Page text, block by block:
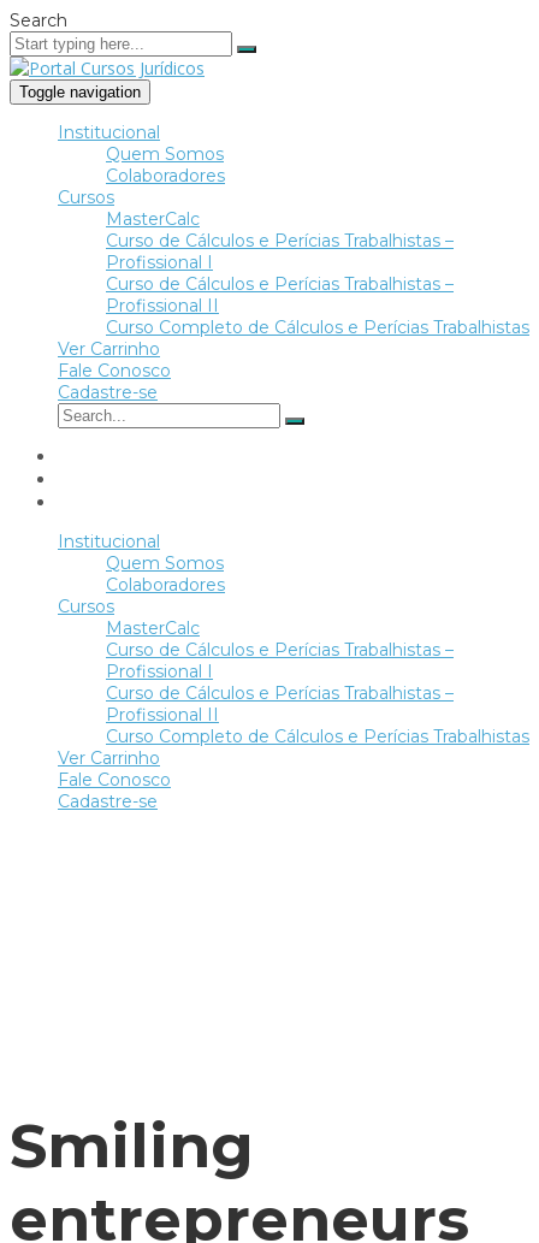
Search
Toggle navigation
Institucional
Quem Somos
Colaboradores
Cursos
MasterCalc
Curso de Cálculos e Perícias Trabalhistas –
Profissional I
Curso de Cálculos e Perícias Trabalhistas –
Profissional II
Curso Completo de Cálculos e Perícias Trabalhistas
Ver Carrinho
Fale Conosco
Cadastre-se
Institucional
Quem Somos
Colaboradores
Cursos
MasterCalc
Curso de Cálculos e Perícias Trabalhistas –
Profissional I
Curso de Cálculos e Perícias Trabalhistas –
Profissional II
Curso Completo de Cálculos e Perícias Trabalhistas
Ver Carrinho
Fale Conosco
Cadastre-se
Smiling
entrepreneurs